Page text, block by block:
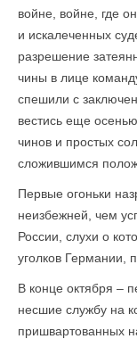
войне, войне, где
и искалеченных
разрешение
чины в лице
спешили с
вестись еще
чинов и простых
сложившимся
Первые огоньки
неизбежней, чем
России, слухи о
уголков Германии,
В конце октября –
несшие службу на
пришвартованных